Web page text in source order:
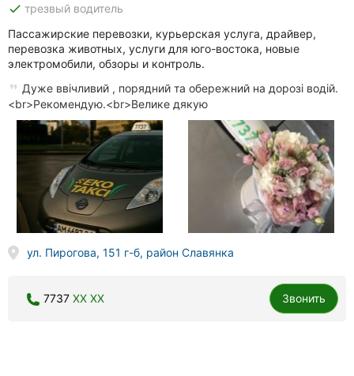
done трезвый водитель
Пассажирские перевозки, курьерская услуга, драйвер,
перевозка животных, услуги для юго-востока, новые
электромобили, обзоры и контроль.
Дуже ввічливий , порядний та обережний на дорозі водій.
<br>Рекомендую.<br>Велике дякую
ул. Пирогова, 151 г-б, район Славянка
7737 XX XX Звонить